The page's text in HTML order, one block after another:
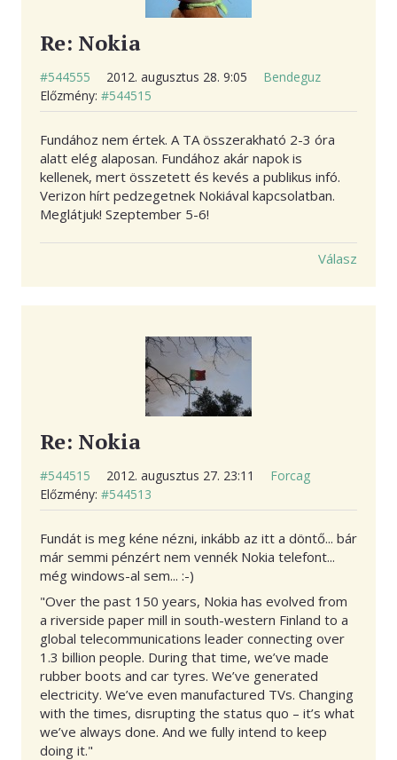
Re: Nokia
#544555 2012. augusztus 28. 9:05
Bendeguz
Előzmény: #544515
Fundához nem értek. A TA összerakható 2-3 óra
alatt elég alaposan. Fundához akár napok is
kellenek, mert összetett és kevés a publikus infó.
Verizon hírt pedzegetnek Nokiával kapcsolatban.
Meglátjuk! Szeptember 5-6!
Válasz
Re: Nokia
#544515 2012. augusztus 27. 23:11
Forcag
Előzmény: #544513
Fundát is meg kéne nézni, inkább az itt a döntő... bár
már semmi pénzért nem vennék Nokia telefont...
még windows-al sem... :-)
"Over the past 150 years, Nokia has evolved from
a riverside paper mill in south-western Finland to a
global telecommunications leader connecting over
1.3 billion people. During that time, we’ve made
rubber boots and car tyres. We’ve generated
electricity. We’ve even manufactured TVs. Changing
with the times, disrupting the status quo – it’s what
we’ve always done. And we fully intend to keep
doing it."